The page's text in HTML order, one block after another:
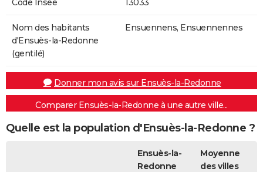
Nom des habitants
d'Ensuès-la-Redonne
(gentilé)
Ensuennens, Ensuennennes
Donner mon avis sur Ensuès-la-Redonne
Comparer Ensuès-la-Redonne à une autre ville...
Quelle est la population d'Ensuès-la-Redonne ?
Ensuès-la-
Redonne
Moyenne
des villes